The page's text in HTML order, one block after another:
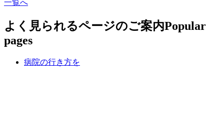
一覧へ
よく見られるページのご案内Popular
pages
病院の行き方を